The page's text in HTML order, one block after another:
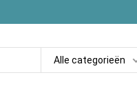
Alle categorieën